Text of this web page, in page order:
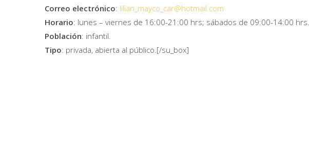
Correo electrónico: lilian_mayco_car@hotmail.com
Horario: lunes – viernes de 16:00-21:00 hrs; sábados de 09:00-14:00 hrs.
Población: infantil.
Tipo: privada, abierta al público.[/su_box]